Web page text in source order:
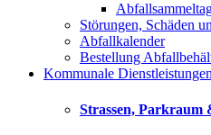
Störungen, Schäden
Abfallkalender
Bestellung
Kommunale
Strassen, Parkraum